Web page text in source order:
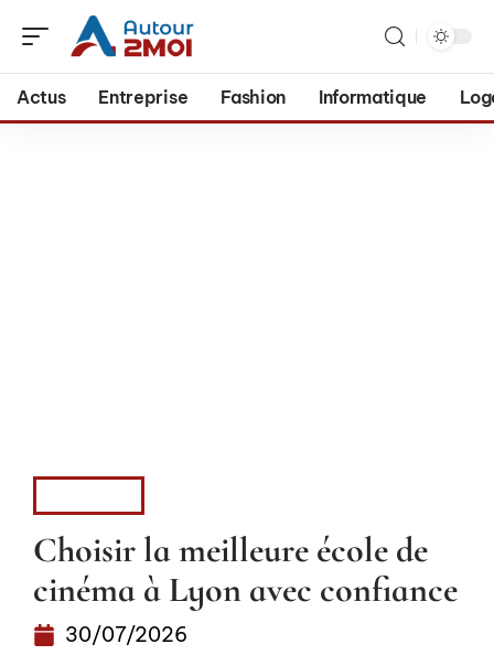
Actus Entreprise Fashion Informatique
Choisir la meilleure école de
cinéma à Lyon avec confiance
30/07/2026